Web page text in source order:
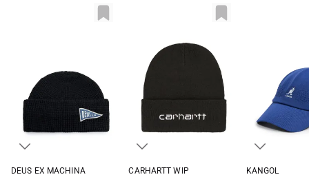
DEUS EX MACHINА
CARHARTT WIP
KANGOL